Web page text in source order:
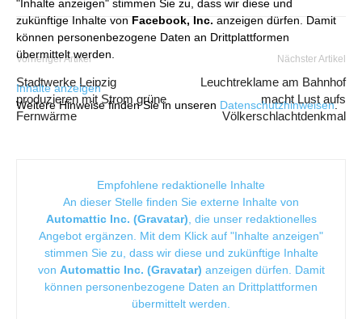
"Inhalte anzeigen" stimmen Sie zu, dass wir diese und
zukünftige Inhalte von Facebook, Inc. anzeigen dürfen. Damit
können personenbezogene Daten an Drittplattformen
übermittelt werden.
Inhalte anzeigen
Weitere Hinweise finden Sie in unseren Datenschutzhinweisen.
Vorheriger Artikel
Stadtwerke Leipzig
produzieren mit Strom grüne
Fernwärme
Nächster Artikel
Leuchtreklame am Bahnhof
macht Lust aufs
Völkerschlachtdenkmal
Empfohlene redaktionelle Inhalte
An dieser Stelle finden Sie externe Inhalte von
Automattic Inc. (Gravatar) , die unser redaktionelles
Angebot ergänzen. Mit dem Klick auf "Inhalte anzeigen"
stimmen Sie zu, dass wir diese und zukünftige Inhalte
von Automattic Inc. (Gravatar) anzeigen dürfen. Damit
können personenbezogene Daten an Drittplattformen
übermittelt werden.